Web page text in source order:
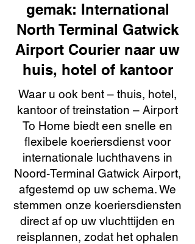
gemak: International
North Terminal Gatwick
Airport Courier naar uw
huis, hotel of kantoor
Waar u ook bent – thuis, hotel,
kantoor of treinstation – Airport
To Home biedt een snelle en
flexibele koeriersdienst voor
internationale luchthavens in
Noord-Terminal Gatwick Airport,
afgestemd op uw schema. We
stemmen onze koeriersdiensten
direct af op uw vluchttijden en
reisplannen, zodat het ophalen